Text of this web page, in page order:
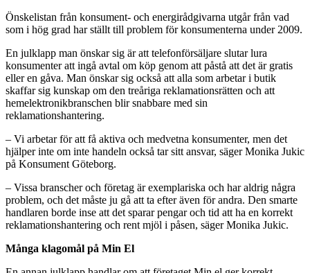
Önskelistan från konsument- och energirådgivarna utgår från vad
som i hög grad har ställt till problem för konsumenterna under 2009.
En julklapp man önskar sig är att telefonförsäljare slutar lura
konsumenter att ingå avtal om köp genom att påstå att det är gratis
eller en gåva. Man önskar sig också att alla som arbetar i butik
skaffar sig kunskap om den treåriga reklamationsrätten och att
hemelektronikbranschen blir snabbare med sin
reklamationshantering.
– Vi arbetar för att få aktiva och medvetna konsumenter, men det
hjälper inte om inte handeln också tar sitt ansvar, säger Monika Jukic
på Konsument Göteborg.
– Vissa branscher och företag är exemplariska och har aldrig några
problem, och det måste ju gå att ta efter även för andra. Den smarte
handlaren borde inse att det sparar pengar och tid att ha en korrekt
reklamationshantering och rent mjöl i påsen, säger Monika Jukic.
Många klagomål på Min El